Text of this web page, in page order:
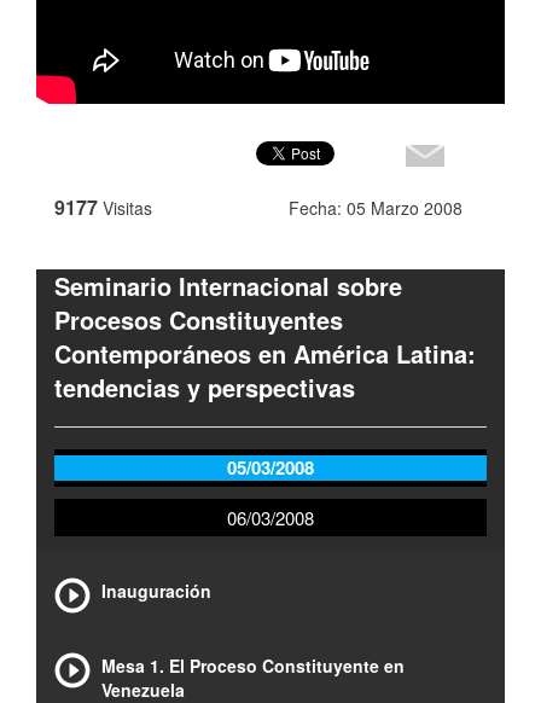
9177 Visitas Fecha: 05 Marzo 2008
Seminario Internacional sobre
Procesos Constituyentes
Contemporáneos en América Latina:
tendencias y perspectivas
05/03/2008
06/03/2008
Inauguración
Mesa 1. El Proceso Constituyente en
Venezuela